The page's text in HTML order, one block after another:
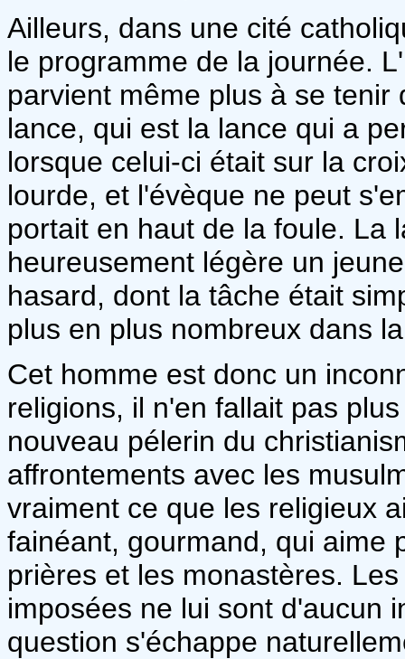
Ailleurs, dans une cité
le programme de la journée.
parvient même plus à se
lance, qui est la lance qui a
lorsque celui-ci était sur la
lourde, et l'évèque ne peut
portait en haut de la foule. La
heureusement légère un
hasard, dont la tâche était
plus en plus nombreux dans
Cet homme est donc un
religions, il n'en fallait pas
nouveau pélerin du
affrontements avec les
vraiment ce que les religieux
fainéant, gourmand, qui aime
prières et les monastères.
imposées ne lui sont d'aucun
question s'échappe